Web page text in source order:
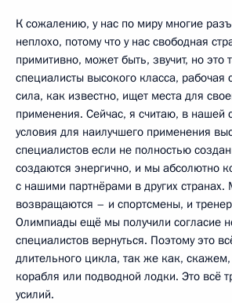
К сожалению, у нас по миру многие
неплохо, потому что у нас свободная
примитивно, может быть, звучит, но это
специалисты высокого класса, рабочая
сила, как известно, ищет места для
применения. Сейчас, я считаю, в нашей
условия для наилучшего применения
специалистов если не полностью
создаются энергично, и мы абсолютно
с нашими партнёрами в других странах.
возвращаются – и спортсмены, и
Олимпиады ещё мы получили согласие
специалистов вернуться. Поэтому это
длительного цикла, так же как, скажем,
корабля или подводной лодки. Это всё
усилий.